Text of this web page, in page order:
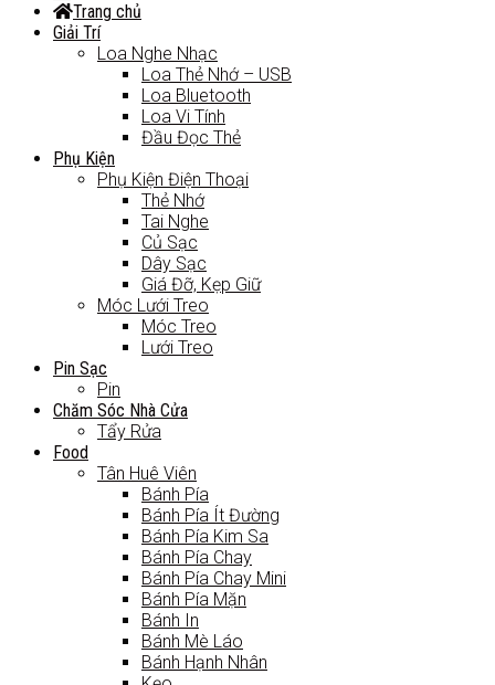
Trang chủ
Giải Trí
Loa Nghe Nhạc
Loa Thẻ Nhớ – USB
Loa Bluetooth
Loa Vi Tính
Đầu Đọc Thẻ
Phụ Kiện
Phụ Kiện Điện Thoại
Thẻ Nhớ
Tai Nghe
Củ Sạc
Dây Sạc
Giá Đỡ, Kẹp Giữ
Móc Lưới Treo
Móc Treo
Lưới Treo
Pin Sạc
Pin
Chăm Sóc Nhà Cửa
Tẩy Rửa
Food
Tân Huê Viên
Bánh Pía
Bánh Pía Ít Đường
Bánh Pía Kim Sa
Bánh Pía Chay
Bánh Pía Chay Mini
Bánh Pía Mặn
Bánh In
Bánh Mè Láo
Bánh Hạnh Nhân